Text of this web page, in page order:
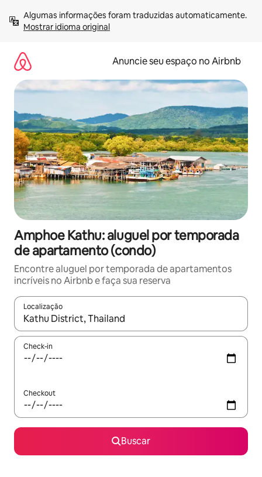
para
Mostrar idioma original
Anuncie seu espaço no Airbnb
Amphoe Kathu: aluguel por temporada
de apartamento (condo)
Encontre aluguel por temporada de apartamentos
incríveis no Airbnb e faça sua reserva
Localização
Quando os resultados estiverem disponíveis, explore-os
Check-in
Checkout
Buscar